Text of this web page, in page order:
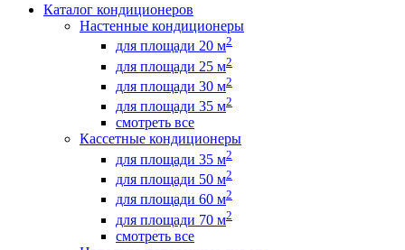
Каталог кондиционеров
Настенные кондиционеры
для площади 20 м2
для площади 25 м2
для площади 30 м2
для площади 35 м2
смотреть все
Кассетные кондиционеры
для площади 35 м2
для площади 50 м2
для площади 60 м2
для площади 70 м2
смотреть все